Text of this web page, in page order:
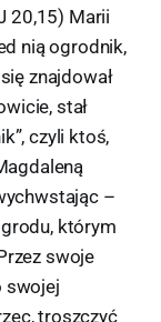
20,15) Marii
nią ogrodnik,
znajdował
stał
czyli ktoś,
–
którym
swoje
swojej
troszczyć